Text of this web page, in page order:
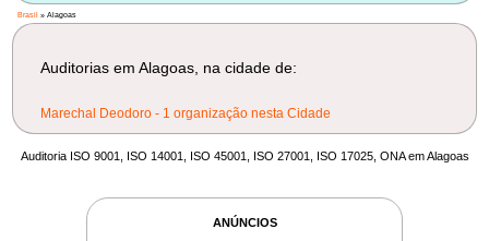
Brasil » Alagoas
Auditorias em Alagoas, na cidade de:
Marechal Deodoro - 1 organização nesta Cidade
Auditoria ISO 9001, ISO 14001, ISO 45001, ISO 27001, ISO 17025, ONA em Alagoas
ANÚNCIOS